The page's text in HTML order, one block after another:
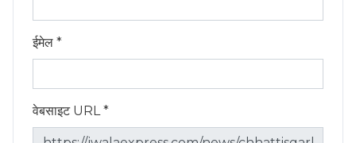
ईमेल *
वेबसाइट URL *